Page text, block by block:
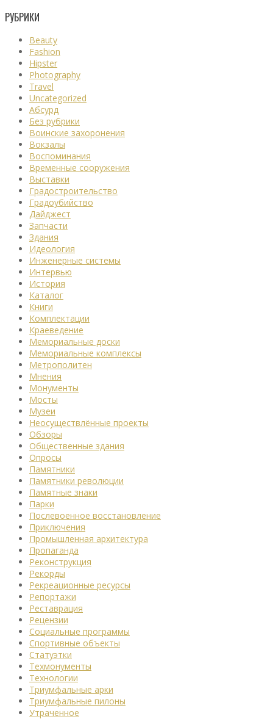
РУБРИКИ
Beauty
Fashion
Hipster
Photography
Travel
Uncategorized
Абсурд
Без рубрики
Воинские захоронения
Вокзалы
Воспоминания
Временные сооружения
Выставки
Градостроительство
Градоубийство
Дайджест
Запчасти
Здания
Идеология
Инженерные системы
Интервью
История
Каталог
Книги
Комплектации
Краеведение
Мемориальные доски
Мемориальные комплексы
Метрополитен
Мнения
Монументы
Мосты
Музеи
Неосуществлённые проекты
Обзоры
Общественные здания
Опросы
Памятники
Памятники революции
Памятные знаки
Парки
Послевоенное восстановление
Приключения
Промышленная архитектура
Пропаганда
Реконструкция
Рекорды
Рекреационные ресурсы
Репортажи
Реставрация
Рецензии
Социальные программы
Спортивные объекты
Статуэтки
Техмонументы
Технологии
Триумфальные арки
Триумфальные пилоны
Утраченное